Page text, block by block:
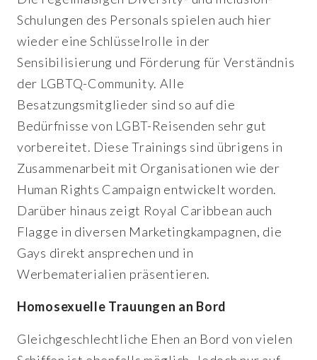
Schulungen des Personals spielen auch hier
wieder eine Schlüsselrolle in der
Sensibilisierung und Förderung für Verständnis
der LGBTQ-Community. Alle
Besatzungsmitglieder sind so auf die
Bedürfnisse von LGBT-Reisenden sehr gut
vorbereitet. Diese Trainings sind übrigens in
Zusammenarbeit mit Organisationen wie der
Human Rights Campaign entwickelt worden.
Darüber hinaus zeigt Royal Caribbean auch
Flagge in diversen Marketingkampagnen, die
Gays direkt ansprechen und in
Werbematerialien präsentieren.
Homosexuelle Trauungen an Bord
Gleichgeschlechtliche Ehen an Bord von vielen